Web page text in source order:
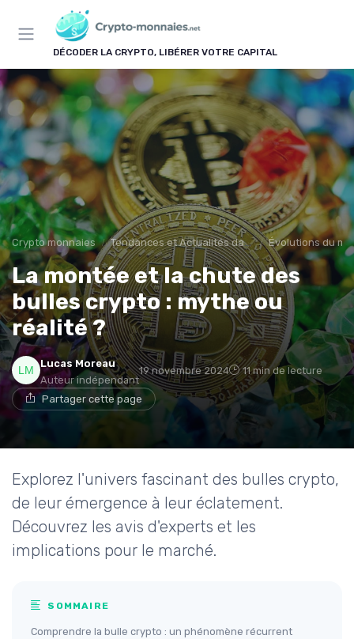
DÉCODER LA CRYPTO, LIBÉRER VOTRE CAPITAL
Crypto monnaies Tendances et Actualités dans les cryptomonnaies Évolutions du
La montée et la chute des
bulles crypto : mythe ou
réalité ?
Lucas Moreau
Auteur indépendant
19 novembre 2024 11 min de lecture
Partager cette page
Explorez l'univers fascinant des bulles crypto,
de leur émergence à leur éclatement.
Découvrez les avis d'experts et les
implications pour le marché.
SOMMAIRE
Comprendre la bulle crypto : un phénomène récurrent
Panneau de gestion des cookies